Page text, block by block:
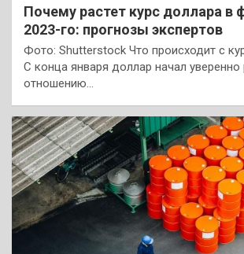
Почему растет курс доллара в
2023-го: прогнозы экспертов
Фото: Shutterstock Что происходит с
С конца января доллар начал уверенно
отношению…